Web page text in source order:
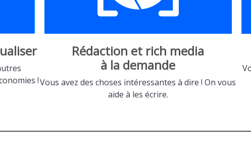
!
Rédaction et rich media
à la demande
Vous avez des choses intéressantes à dire ! On vous
aide à les écrire.